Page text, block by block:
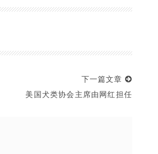
下一篇文章
美国犬类协会主席由网红担任